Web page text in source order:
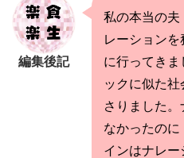
編集後記
私の本当の夫
レーション
に行ってきま
ックに似た
さりました
なかったの
インはナレー